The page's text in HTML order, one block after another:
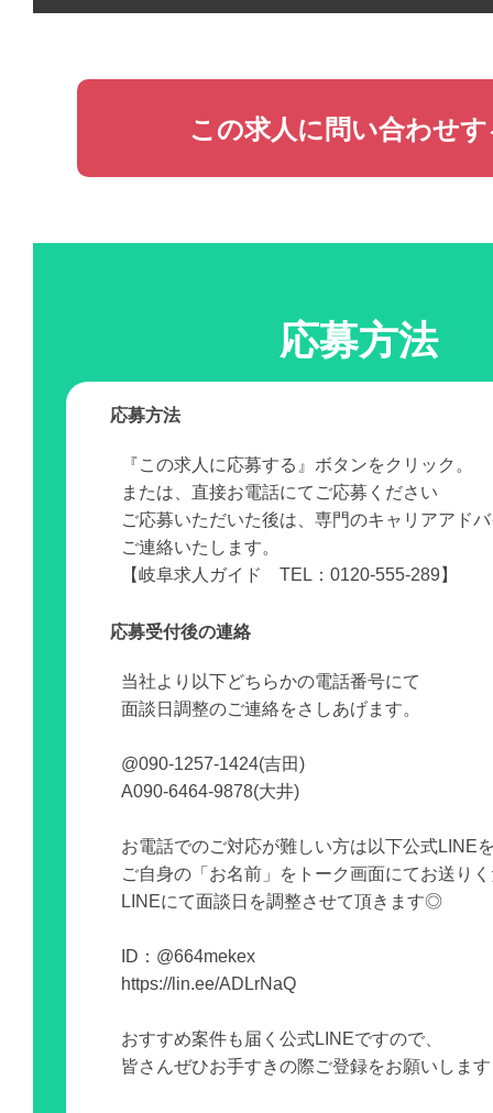
この求人に問い合わせ
応募方法
応募方法
『この求人に応募する』ボタンをクリック。
または、直接お電話にてご応募ください
ご応募いただいた後は、専門のキャリアアド
ご連絡いたします。
【岐阜求人ガイド TEL：0120-555-289】
応募受付後の連絡
当社より以下どちらかの電話番号にて
面談日調整のご連絡をさしあげます。
@090-1257-1424(吉田)
A090-6464-9878(大井)
お電話でのご対応が難しい方は以下公式LINE
ご自身の「お名前」をトーク画面にてお送り
LINEにて面談日を調整させて頂きます◎
ID：@664mekex
https://lin.ee/ADLrNaQ
おすすめ案件も届く公式LINEですので、
皆さんぜひお手すきの際ご登録をお願いしま